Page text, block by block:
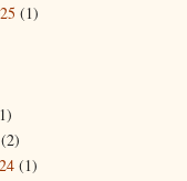
(1)
(2)
(1)